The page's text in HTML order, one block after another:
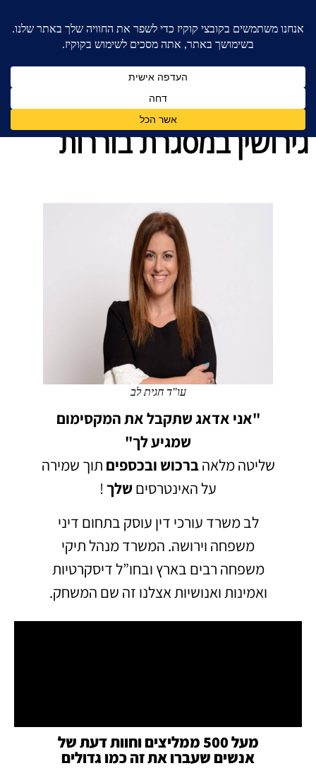
בלוג מאמרים - משרד עורכי דין לענייני משפחה
גירושין במסגרת בוררות
עו"ד חגית לב
"אני אדאג שתקבל את המקסימום
שמגיע לך"
שליטה מלאהברכוש ובכספים תוך שמירה
על האינטרסים שלך!
לב משרד עורכי דין עוסק בתחום דיני
משפחה וירושה. המשרד מנהל תיקי
משפחה רבים בארץ ובחו”ל דיסקרטיות
ואמינות ואנושיות אצלנו זה שם המשחק.
מעל 500 ממליצים וחוות דעת של
אנשים שעברו את זה כמו גדולים